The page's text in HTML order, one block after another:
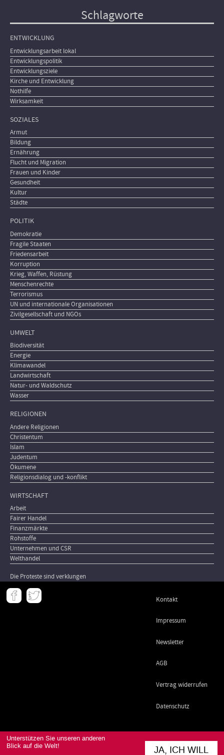
Unterstützen Sie unseren anderen
Blick auf die Welt!
JA, ICH WILL
Schlagworte
ENTWICKLUNG
Entwicklungsarbeit lokal
Entwicklungspolitik
Entwicklungsziele
Kirche und Entwicklung
Nothilfe
Wirksamkeit
SOZIALES
Armut
Bildung
Ernährung
Flucht und Migration
Frauen und Kinder
Gesundheit
Kultur
Städte
POLITIK
Demokratie
Fragile Staaten
Friedensarbeit
Korruption
Krieg, Waffen, Rüstung
Menschenrechte
Terrorismus
UN und internationale Organisationen
Zivilgesellschaft und NGOs
UMWELT
Biodiversität
Energie
Klimawandel
Landwirtschaft
Natur- und Waldschutz
Wasser
RELIGIONEN
Andere Religionen
Christentum
Islam
Judentum
Ökumene
Religionsdialog und -konflikt
WIRTSCHAFT
Arbeit
Fairer Handel
Finanzmärkte
Rohstoffe
Unternehmen und CSR
Welthandel
Die Proteste sind verklungen
Meta
- Kontakt
Impressum
Newsletter
AGB
Vertrag widerrufen
Datenschutz